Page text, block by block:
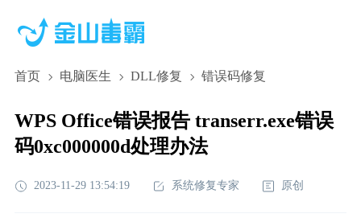
首页 电脑医生 DLL修复 错误码修复
WPS Office错误报告 transerr.exe错误
码0xc000000d处理办法
2023-11-29 13:54:19 系统修复专家 原创